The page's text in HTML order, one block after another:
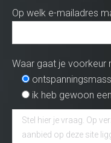
Op welk e-mailadres
Waar gaat je voorkeur
ik heb gewoon